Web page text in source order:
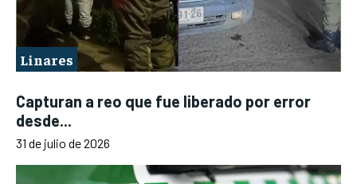
Linares
Capturan a reo que fue liberado por error
desde...
31 de julio de 2026